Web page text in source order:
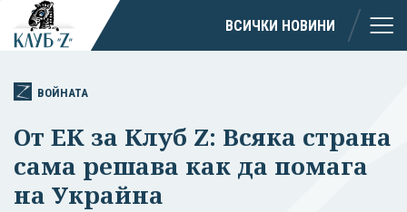
ВСИЧКИ НОВИНИ
ВОЙНАТА
От ЕК за Клуб Z: Всяка страна
сама решава как да помага
на Украйна